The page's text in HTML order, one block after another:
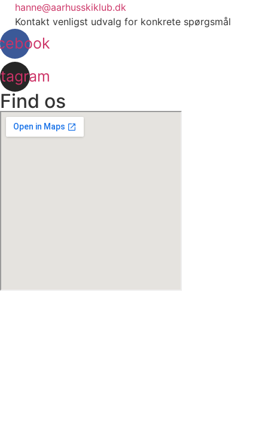
hanne@aarhusskiklub.dk
Kontakt venligst udvalg for konkrete spørgsmål
Find os